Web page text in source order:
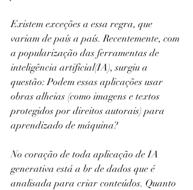
Existem exceções a essa regra, que
variam de país a país. Recentemente, com
a popularização das ferramentas de
inteligência artificial(IA), surgiu a
questão: Podem essas aplicações usar
obras alheias (como imagens e textos
protegidos por direitos autorais) para
aprendizado de máquina?
No coração de toda aplicação de IA
generativa está a br de dados que é
analisada para criar conteúdos. Quanto